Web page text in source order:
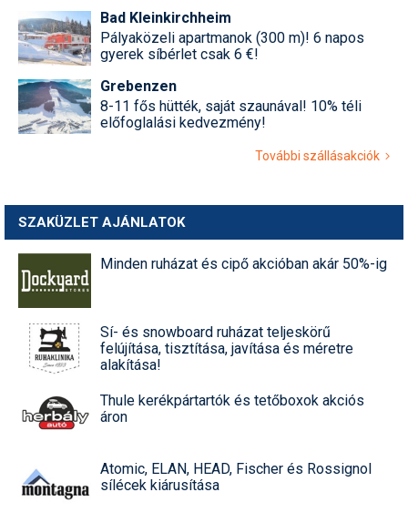
Bad Kleinkirchheim
Pályaközeli apartmanok (300 m)! 6 napos
gyerek síbérlet csak 6 €!
Grebenzen
8-11 fős hütték, saját szaunával! 10% téli
előfoglalási kedvezmény!
További szállásakciók
SZAKÜZLET AJÁNLATOK
Minden ruházat és cipő akcióban akár 50%-ig
Sí- és snowboard ruházat teljeskörű
felújítása, tisztítása, javítása és méretre
alakítása!
Thule kerékpártartók és tetőboxok akciós
áron
Atomic, ELAN, HEAD, Fischer és Rossignol
sílécek kiárusítása